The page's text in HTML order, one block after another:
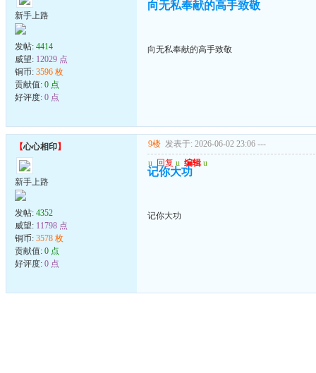
新手上路
发帖: 4414
威望: 12029 点
铜币: 3596 枚
贡献值: 0 点
好评度: 0 点
向无私奉献的高手致敬
向无私奉献的高手致敬
【心心相印】
新手上路
发帖: 4352
威望: 11798 点
铜币: 3578 枚
贡献值: 0 点
好评度: 0 点
9楼 发表于: 2026-06-02 23:06 ---
u 回复 u 编辑 u
记你大功
记你大功